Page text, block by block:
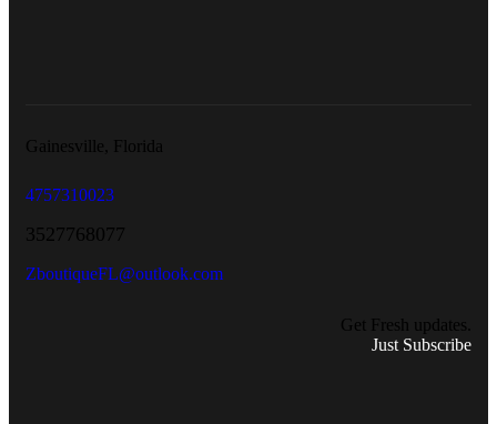
Gainesville, Florida
4757310023
3527768077
ZboutiqueFL@outlook.com
Get Fresh updates.
Just Subscribe